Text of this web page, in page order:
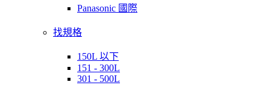
Panasonic 國際
找規格
150L 以下
151 - 300L
301 - 500L